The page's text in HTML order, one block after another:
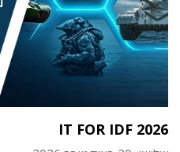
IT FOR IDF 2026